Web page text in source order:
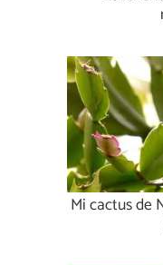
Mi cactus de